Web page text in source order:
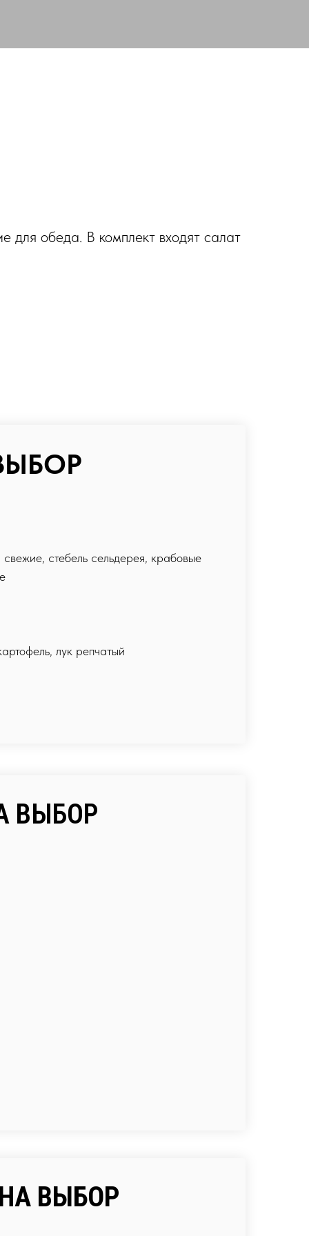
для обеда. В комплект входят салат
стебель сельдерея, крабовые
лук репчатый
ВЫБОР
ВЫБОР